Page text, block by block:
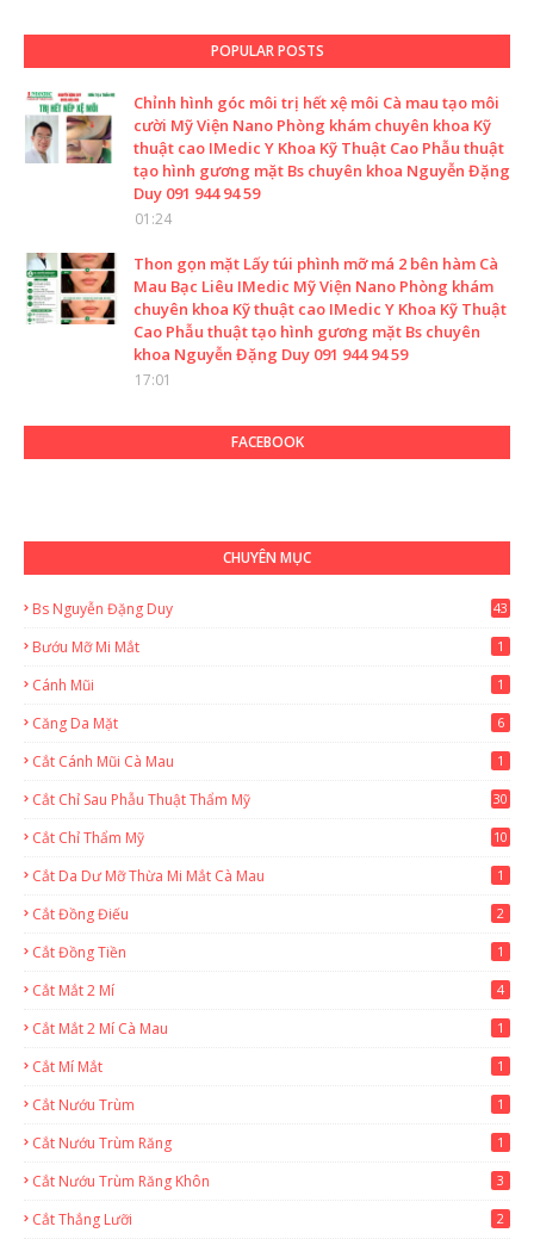
POPULAR POSTS
Chỉnh hình góc môi trị hết xệ môi Cà mau tạo môi
cười Mỹ Viện Nano Phòng khám chuyên khoa Kỹ
thuật cao IMedic Y Khoa Kỹ Thuật Cao Phẫu thuật
tạo hình gương mặt Bs chuyên khoa Nguyễn Đặng
Duy 091 944 94 59
01:24
Thon gọn mặt Lấy túi phình mỡ má 2 bên hàm Cà
Mau Bạc Liêu IMedic Mỹ Viện Nano Phòng khám
chuyên khoa Kỹ thuật cao IMedic Y Khoa Kỹ Thuật
Cao Phẫu thuật tạo hình gương mặt Bs chuyên
khoa Nguyễn Đặng Duy 091 944 94 59
17:01
FACEBOOK
CHUYÊN MỤC
Bs Nguyễn Đặng Duy
43
Bướu Mỡ Mi Mắt 1
Cánh Mũi 1
Căng Da Mặt 6
Cắt Cánh Mũi Cà Mau 1
Cắt Chỉ Sau Phẫu Thuật Thẩm Mỹ 30
Cắt Chỉ Thẩm Mỹ 10
Cắt Da Dư Mỡ Thừa Mi Mắt Cà Mau 1
Cắt Đồng Điếu 2
Cắt Đồng Tiền 1
Cắt Mắt 2 Mí 4
Cắt Mắt 2 Mí Cà Mau 1
Cắt Mí Mắt 1
Cắt Nướu Trùm 1
Cắt Nướu Trùm Răng 1
Cắt Nướu Trùm Răng Khôn 3
Cắt Thắng Lưỡi 2